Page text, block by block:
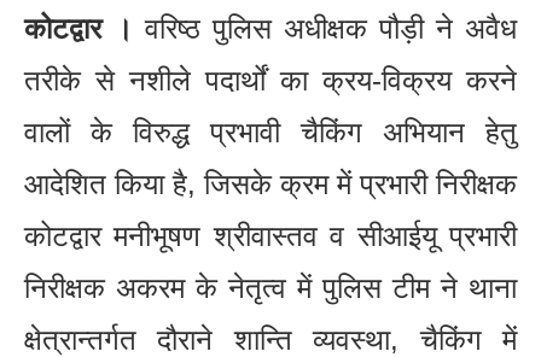
कोटद्वार । वरिष्ठ पुलिस अधीक्षक पौड़ी ने अवैध
तरीके से नशीले पदार्थों का क्रय-विक्रय करने
वालों के विरुद्ध प्रभावी चैकिंग अभियान हेतु
आदेशित किया है, जिसके क्रम में प्रभारी निरीक्षक
कोटद्वार मनीभूषण श्रीवास्तव व सीआईयू प्रभारी
निरीक्षक अकरम के नेतृत्व में पुलिस टीम ने थाना
क्षेत्रान्तर्गत दौराने शान्ति व्यवस्था, चैकिंग में